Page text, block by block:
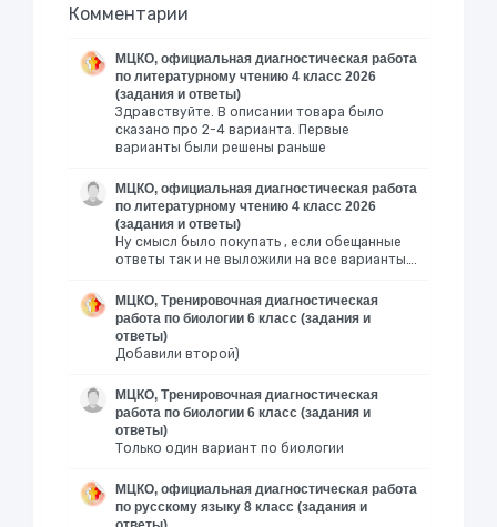
Комментарии
МЦКО, официальная диагностическая работа
по литературному чтению 4 класс 2026
(задания и ответы)
Здравствуйте. В описании товара было
сказано про 2-4 варианта. Первые
варианты были решены раньше
МЦКО, официальная диагностическая работа
по литературному чтению 4 класс 2026
(задания и ответы)
Ну смысл было покупать , если обещанные
ответы так и не выложили на все варианты….
МЦКО, Тренировочная диагностическая
работа по биологии 6 класс (задания и
ответы)
Добавили второй)
МЦКО, Тренировочная диагностическая
работа по биологии 6 класс (задания и
ответы)
Только один вариант по биологии
МЦКО, официальная диагностическая работа
по русскому языку 8 класс (задания и